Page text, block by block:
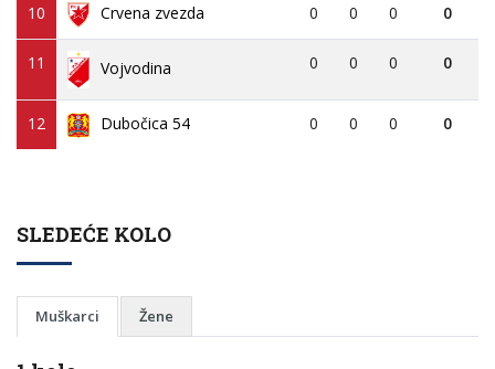
10 Crvena zvezda 0 0 0 0
11 Vojvodina 0 0 0 0
12 Dubočica 54 0 0 0 0
SLEDEĆE KOLO
Muškarci Žene